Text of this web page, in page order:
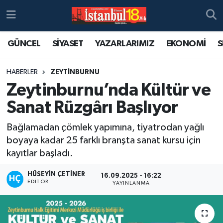
GÜNCEL SİYASET YAZARLARIMIZ EKONOMİ
HABERLER ZEYTİNBURNU
Zeytinburnu’nda Kültür ve
Sanat Rüzgârı Başlıyor
Bağlamadan çömlek yapımına, tiyatrodan yağlı
boyaya kadar 25 farklı branşta sanat kursu için
kayıtlar başladı.
HÜSEYIN ÇETINER
EDITÖR
16.09.2025 - 16:22
YAYINLANMA